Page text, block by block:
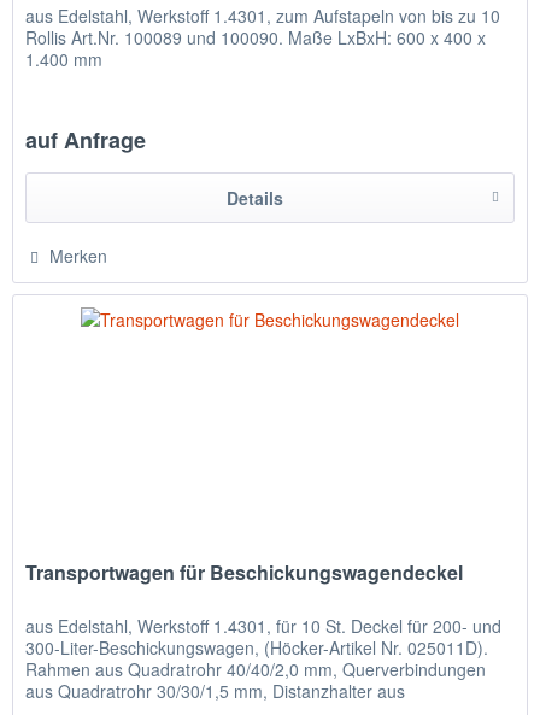
aus Edelstahl, Werkstoff 1.4301, zum Aufstapeln von bis zu 10
Rollis Art.Nr. 100089 und 100090. Maße LxBxH: 600 x 400 x
1.400 mm
auf Anfrage
Details
Merken
Transportwagen für Beschickungswagendeckel
aus Edelstahl, Werkstoff 1.4301, für 10 St. Deckel für 200- und
300-Liter-Beschickungswagen, (Höcker-Artikel Nr. 025011D).
Rahmen aus Quadratrohr 40/40/2,0 mm, Querverbindungen
aus Quadratrohr 30/30/1,5 mm, Distanzhalter aus